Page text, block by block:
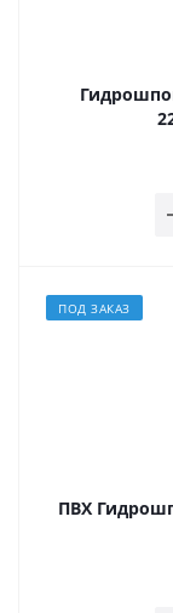
ПОД ЗАКАЗ
ПВХ